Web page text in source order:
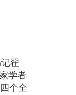
翟
学者
个全